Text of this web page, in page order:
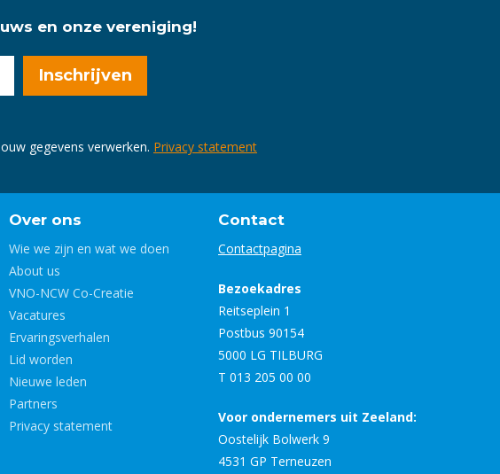
en onze vereniging!
gegevens verwerken. Privacy statement
Over ons
Wie we zijn en wat we doen
About us
VNO-NCW Co-Creatie
Vacatures
Ervaringsverhalen
Lid worden
Nieuwe leden
Partners
Privacy statement
Contact
Contactpagina
Bezoekadres
Reitseplein 1
Postbus 90154
5000 LG TILBURG
T 013 205 00 00
Voor ondernemers uit Zeeland:
Oostelijk Bolwerk 9
4531 GP Terneuzen